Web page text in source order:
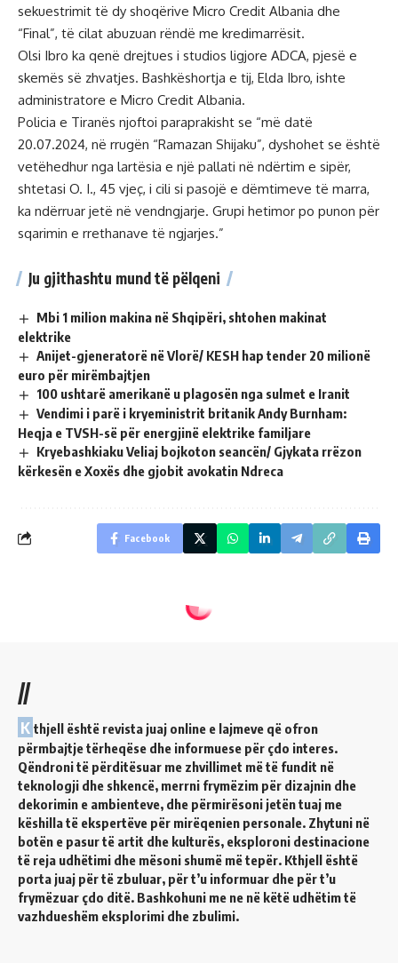
sekuestrimit të dy shoqërive Micro Credit Albania dhe
“Final”, të cilat abuzuan rëndë me kredimarrësit.
Olsi Ibro ka qenë drejtues i studios ligjore ADCA, pjesë e
skemës së zhvatjes. Bashkëshortja e tij, Elda Ibro, ishte
administratore e Micro Credit Albania.
Policia e Tiranës njoftoi paraprakisht se “më datë
20.07.2024, në rrugën “Ramazan Shijaku”, dyshohet se është
vetëhedhur nga lartësia e një pallati në ndërtim e sipër,
shtetasi O. I., 45 vjeç, i cili si pasojë e dëmtimeve të marra,
ka ndërruar jetë në vendngjarje. Grupi hetimor po punon për
sqarimin e rrethanave të ngjarjes.”
Ju gjithashtu mund të pëlqeni
Mbi 1 milion makina në Shqipëri, shtohen makinat
elektrike
Anijet-gjeneratorë në Vlorë/ KESH hap tender 20 milionë
euro për mirëmbajtjen
100 ushtarë amerikanë u plagosën nga sulmet e Iranit
Vendimi i parë i kryeministrit britanik Andy Burnham:
Heqja e TVSH-së për energjinë elektrike familjare
Kryebashkiaku Veliaj bojkoton seancën/ Gjykata rrëzon
kërkesën e Xoxës dhe gjobit avokatin Ndreca
Facebook
//
K thjell është revista juaj online e lajmeve që ofron
përmbajtje tërheqëse dhe informuese për çdo interes.
Qëndroni të përditësuar me zhvillimet më të fundit në
teknologji dhe shkencë, merrni frymëzim për dizajnin dhe
dekorimin e ambienteve, dhe përmirësoni jetën tuaj me
këshilla të ekspertëve për mirëqenien personale. Zhytuni në
botën e pasur të artit dhe kulturës, eksploroni destinacione
të reja udhëtimi dhe mësoni shumë më tepër. Kthjell është
porta juaj për të zbuluar, për t’u informuar dhe për t’u
frymëzuar çdo ditë. Bashkohuni me ne në këtë udhëtim të
vazhdueshëm eksplorimi dhe zbulimi.